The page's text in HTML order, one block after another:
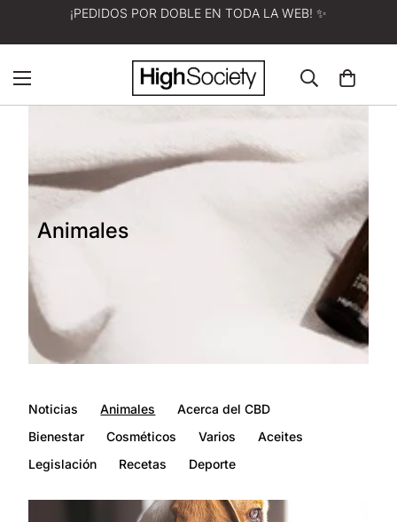
A ELECCIÓN: 100 G DE CBD DE REGALO POR CADA 100
Animales
Noticias Animales
Acerca del CBD
Bienestar
Cosméticos Varios
Aceites
Legislación
Recetas Deporte